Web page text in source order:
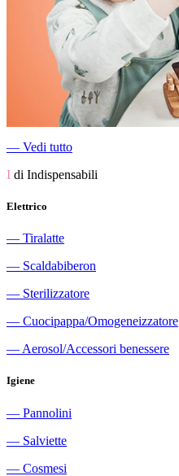
― Vedi tutto
I di Indispensabili
Elettrico
― Tiralatte
― Scaldabiberon
― Sterilizzatore
― Cuocipappa/Omogeneizzatore
― Aerosol/Accessori benessere
Igiene
― Pannolini
― Salviette
― Cosmesi